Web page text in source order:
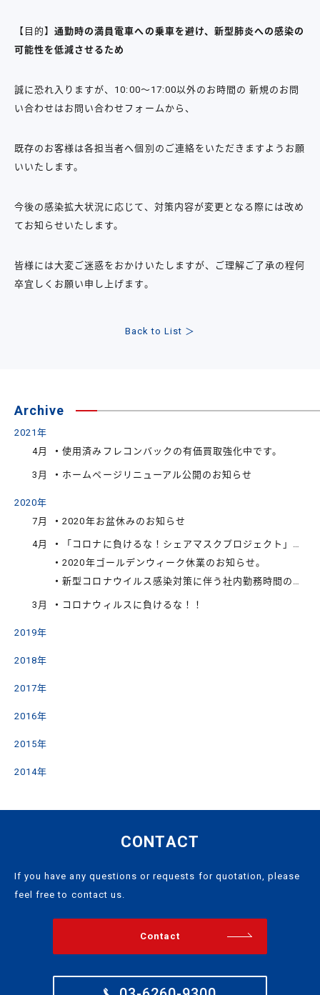
【目的】通勤時の満員電車への乗車を避け、新型肺炎への感染の
可能性を低減させるため
誠に恐れ入りますが、10:00～17:00以外のお時間の 新規のお問
い合わせはお問い合わせフォームから、
既存のお客様は各担当者へ個別のご連絡をいただきますようお願
いいたします。
今後の感染拡大状況に応じて、対策内容が変更となる際には改め
てお知らせいたします。
皆様には大変ご迷惑をおかけいたしますが、ご理解ご了承の程何
卒宜しくお願い申し上げます。
Back to List ＞
Archive
2021年
4月
使用済みフレコンバックの有価買取強化中です。
3月 ホームページリニューアル公開のお知らせ
2020年
7月
2020年お盆休みのお知らせ
4月
「コロナに負けるな！シェアマスクプロジェクト」に関するお知らせ
2020年ゴールデンウィーク休業のお知らせ。
新型コロナウイルス感染対策に伴う社内勤務時間の変更について
3月 コロナウィルスに負けるな！！
2019年
2018年
2017年
2016年
2015年
2014年
CONTACT
If you have any questions or requests for quotation, please
feel free to contact us.
Contact